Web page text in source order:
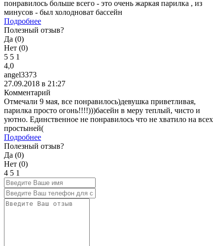
понравилось больше всего - это очень жаркая парилка , из
минусов - был холодноват бассейн
Подробнее
Полезный отзыв?
Да (0)
Нет (0)
5 5 1
4,0
angel3373
27.09.2018 в 21:27
Комментарий
Отмечали 9 мая, все понравилось)девушка приветливая,
парилка просто огонь!!!!)))басейн в меру теплый, чисто и
уютно. Единственное не понравилось что не хватило на всех
простыней(
Подробнее
Полезный отзыв?
Да (0)
Нет (0)
4 5 1